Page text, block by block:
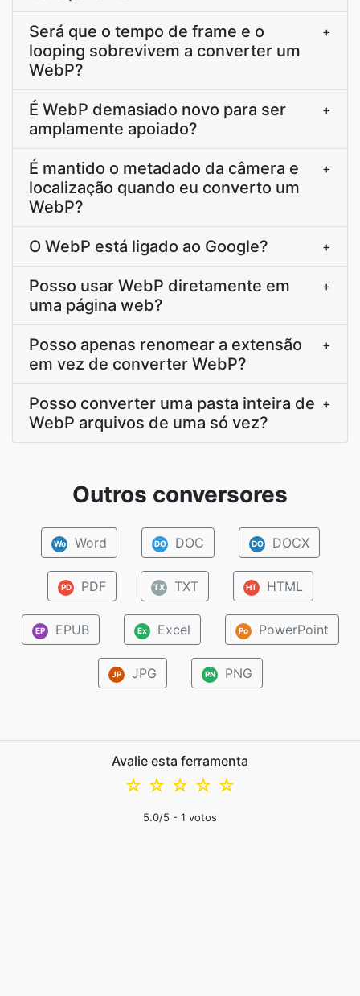
Será que o tempo de frame e o
looping sobrevivem a converter um
WebP?
+
É WebP demasiado novo para ser
amplamente apoiado?
+
É mantido o metadado da câmera e
localização quando eu converto um
WebP?
+
O WebP está ligado ao Google? +
Posso usar WebP diretamente em
uma página web?
+
Posso apenas renomear a extensão
em vez de converter WebP?
+
Posso converter uma pasta inteira de
WebP arquivos de uma só vez?
+
Outros conversores
Wo Word DO DOC DO DOCX
PD PDF TX TXT HT HTML
EP EPUB Ex Excel Po PowerPoint
JP JPG PN PNG
Avalie esta ferramenta
☆
☆
☆
☆
☆
5.0/5 - 1 votos